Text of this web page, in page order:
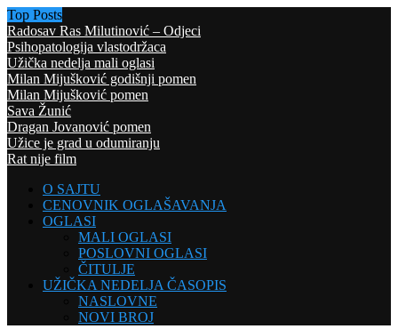
Top Posts
Radosav Ras Milutinović – Odjeci
Psihopatologija vlastodržaca
Užička nedelja mali oglasi
Milan Mijušković godišnji pomen
Milan Mijušković pomen
Sava Žunić
Dragan Jovanović pomen
Užice je grad u odumiranju
Rat nije film
O SAJTU
CENOVNIK OGLAŠAVANJA
OGLASI
MALI OGLASI
POSLOVNI OGLASI
ČITULJE
UŽIČKA NEDELJA ČASOPIS
NASLOVNE
NOVI BROJ